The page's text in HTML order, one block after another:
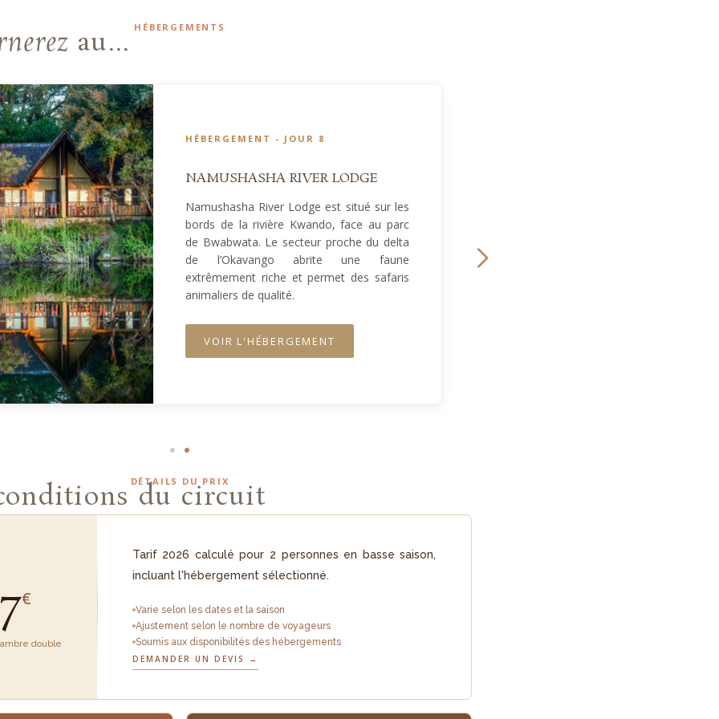
HÉBERGEMENTS
au...
HÉBERGEMENT - JOUR 8
NAMUSHASHA RIVER LODGE
Namushasha River Lodge est situé sur les
bords de la rivière Kwando, face au parc
de Bwabwata. Le secteur proche du delta
de l’Okavango abrite une faune
extrêmement riche et permet des safaris
animaliers de qualité.
VOIR L'HÉBERGEMENT
DÉTAILS DU PRIX
du circuit
€
double
Tarif 2026 calculé pour 2 personnes en basse saison,
incluant l'hébergement sélectionné.
Varie selon les dates et la saison
Ajustement selon le nombre de voyageurs
Soumis aux disponibilités des hébergements
DEMANDER UN DEVIS →